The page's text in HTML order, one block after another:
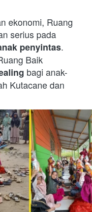
ekonomi, Ruang
penyintas.
Baik
bagi anak-
Kutacane dan